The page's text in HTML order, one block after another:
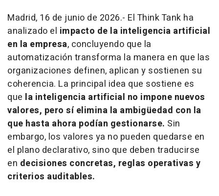
Madrid, 16 de junio de 2026.- El Think Tank ha
analizado el impacto de la inteligencia artificial
en la empresa, concluyendo que la
automatización transforma la manera en que las
organizaciones definen, aplican y sostienen su
coherencia. La principal idea que sostiene es
que la inteligencia artificial no impone nuevos
valores, pero sí elimina la ambigüedad con la
que hasta ahora podían gestionarse. Sin
embargo, los valores ya no pueden quedarse en
el plano declarativo, sino que deben traducirse
en decisiones concretas, reglas operativas y
criterios auditables.